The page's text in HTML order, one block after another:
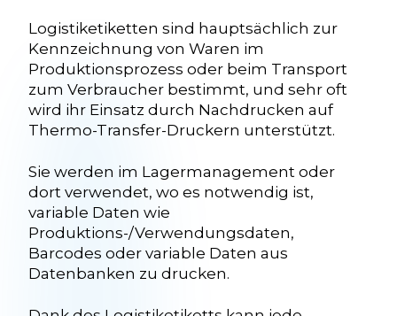
Logistiketiketten sind hauptsächlich zur
Kennzeichnung von Waren im
Produktionsprozess oder beim Transport
zum Verbraucher bestimmt, und sehr oft
wird ihr Einsatz durch Nachdrucken auf
Thermo-Transfer-Druckern unterstützt.
Sie werden im Lagermanagement oder
dort verwendet, wo es notwendig ist,
variable Daten wie
Produktions-/Verwendungsdaten,
Barcodes oder variable Daten aus
Datenbanken zu drucken.